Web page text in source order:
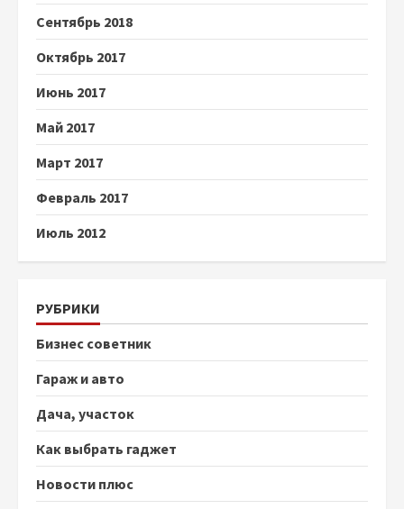
Сентябрь 2018
Октябрь 2017
Июнь 2017
Май 2017
Март 2017
Февраль 2017
Июль 2012
РУБРИКИ
Бизнес советник
Гараж и авто
Дача, участок
Как выбрать гаджет
Новости плюс